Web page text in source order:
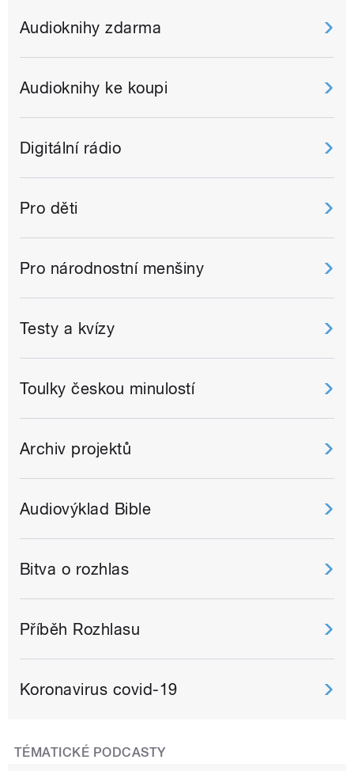
Audioknihy zdarma
Audioknihy ke koupi
Digitální rádio
Pro děti
Pro národnostní menšiny
Testy a kvízy
Toulky českou minulostí
Archiv projektů
Audiovýklad Bible
Bitva o rozhlas
Příběh Rozhlasu
Koronavirus covid-19
TÉMATICKÉ PODCASTY